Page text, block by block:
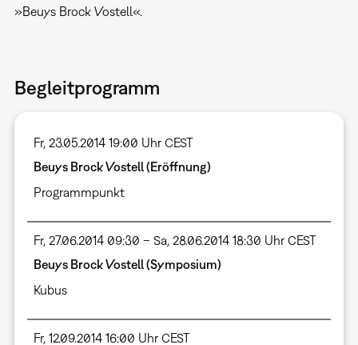
»Beuys Brock Vostell«.
Begleitprogramm
Fr, 23.05.2014 19:00 Uhr CEST
Beuys Brock Vostell (Eröffnung)
Programmpunkt
Fr, 27.06.2014 09:30 – Sa, 28.06.2014 18:30 Uhr CEST
Beuys Brock Vostell (Symposium)
Kubus
Fr, 12.09.2014 16:00 Uhr CEST